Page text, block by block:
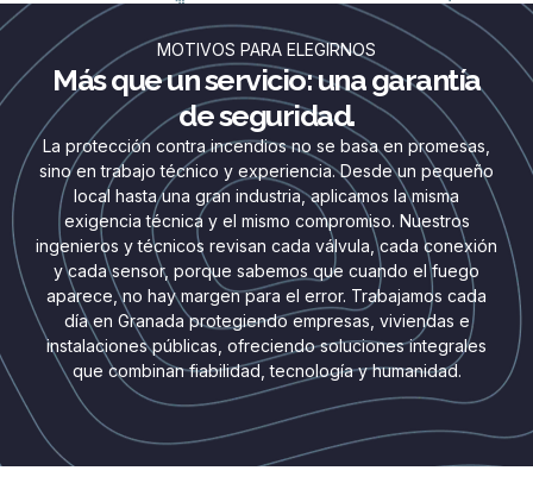
MOTIVOS PARA ELEGIRNOS
Más que un servicio: una garantía
de seguridad.
La protección contra incendios no se basa en promesas,
sino en trabajo técnico y experiencia. Desde un pequeño
local hasta una gran industria, aplicamos la misma
exigencia técnica y el mismo compromiso. Nuestros
ingenieros y técnicos revisan cada válvula, cada conexión
y cada sensor, porque sabemos que cuando el fuego
aparece, no hay margen para el error. Trabajamos cada
día en Granada protegiendo empresas, viviendas e
instalaciones públicas, ofreciendo soluciones integrales
que combinan fiabilidad, tecnología y humanidad.